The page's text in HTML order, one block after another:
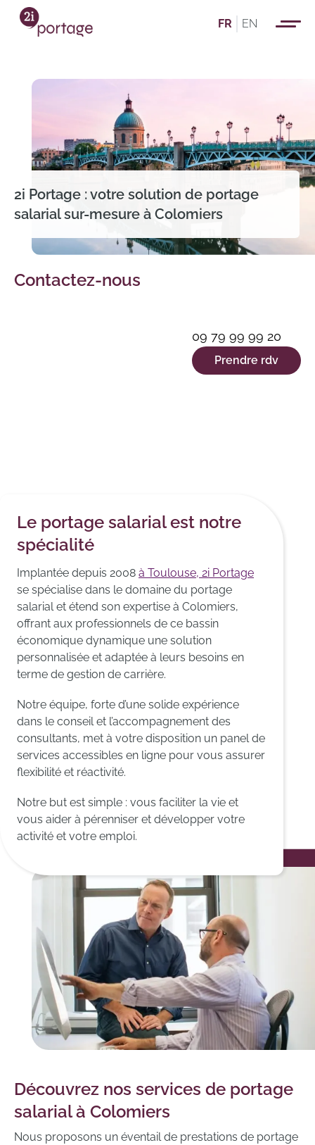
FR EN
2i Portage : votre solution de portage
salarial sur-mesure à Colomiers
Contactez-nous
09 79 99 99 20
Prendre rdv
Le portage salarial est notre
spécialité
Implantée depuis 2008 à Toulouse, 2i Portage
se spécialise dans le domaine du portage
salarial et étend son expertise à Colomiers,
offrant aux professionnels de ce bassin
économique dynamique une solution
personnalisée et adaptée à leurs besoins en
terme de gestion de carrière.
Notre équipe, forte d’une solide expérience
dans le conseil et l’accompagnement des
consultants, met à votre disposition un panel de
services accessibles en ligne pour vous assurer
flexibilité et réactivité.
Notre but est simple : vous faciliter la vie et
vous aider à pérenniser et développer votre
activité et votre emploi.
Découvrez nos services de portage
salarial à Colomiers
Nous proposons un éventail de prestations de portage